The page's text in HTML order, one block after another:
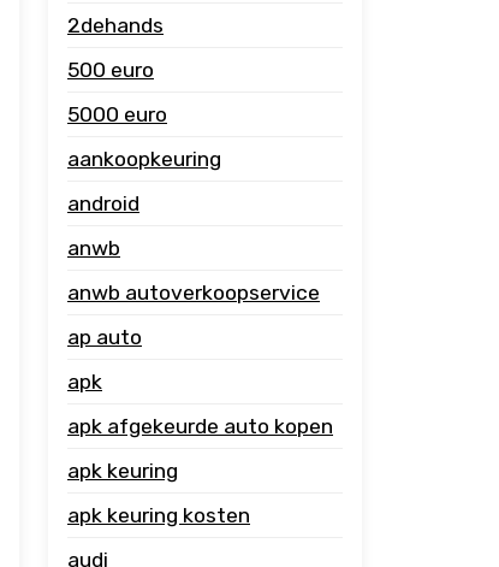
2dehands
500 euro
5000 euro
aankoopkeuring
android
anwb
anwb autoverkoopservice
ap auto
apk
apk afgekeurde auto kopen
apk keuring
apk keuring kosten
audi